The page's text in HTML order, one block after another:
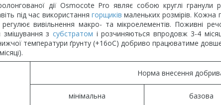
дії Osmocote Pro являє собою круглі гранули
під час використання горщиків маленьких розмірів.
вивільнення макро- та мікроелементів. Поживні
змішування з субстратом і розчиняються впродовж 3-4
температури ґрунту (+16oC) добриво працюватиме
Норма внесення
мінімальна базова